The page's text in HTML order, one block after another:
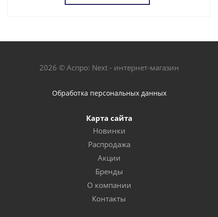
2026 © Аспро: Next - интернет-магазин
Обработка персональных данных
Карта сайта
Новинки
Распродажа
Акции
Бренды
О компании
Контакты